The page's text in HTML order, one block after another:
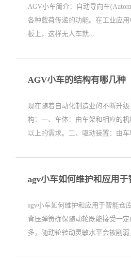
AGV小车简介：自动导向车
各种载荷传递的功能。在工业应
板上，这样无人车就...
AGV小车的结构有哪几种
现在随着自动化制造业的不断升
构：一、车体：由车架和相应的
以上的需求。二、驱动装置：由车
agv小车如何维护和应用于
agv小车如何维护和应用于智能仓
背压弹簧确保随动轮既能接受一
多，随动轮转动灵敏水平会被削